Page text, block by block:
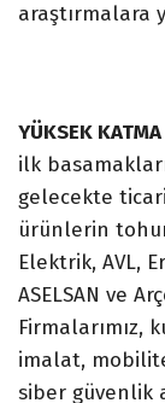
araştırmalara
YÜKSEK KATMA
ilk
gelecekte
ürünlerin
Elektrik, AVL,
ASELSAN ve
Firmalarımız,
imalat,
siber güvenlik